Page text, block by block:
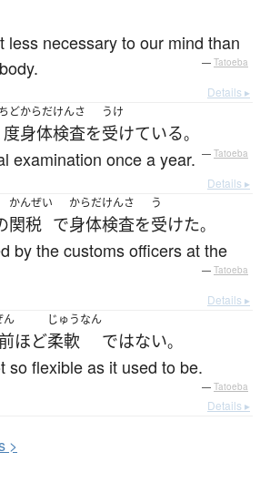
less necessary to our mind than
— Tatoeba
Details ▸
ど
度
からだ
身体
けんさ
検査を
うけ
受けている。
examination once a year. — Tatoeba
Details ▸
かんぜい
関税 で
からだ
身体
けんさ
検査を
う
受けた。
by the customs officers at the
— Tatoeba
Details ▸
ん
ほど
じゅうなん
柔軟 ではない。
so flexible as it used to be.
— Tatoeba
Details ▸
>